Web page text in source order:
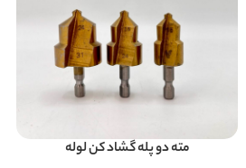
مته دو پله گشاد کن لوله